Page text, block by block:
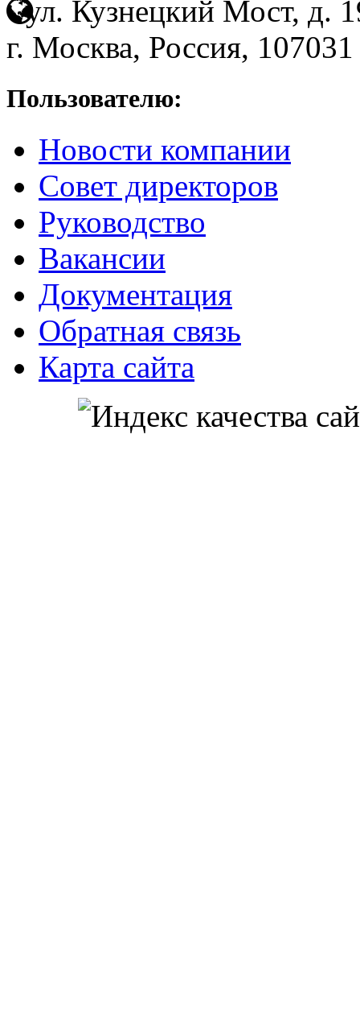
ул. Кузнецкий Мост, д.
г. Москва, Россия, 107031
Пользователю:
Новости компании
Совет директоров
Руководство
Вакансии
Документация
Обратная связь
Карта сайта